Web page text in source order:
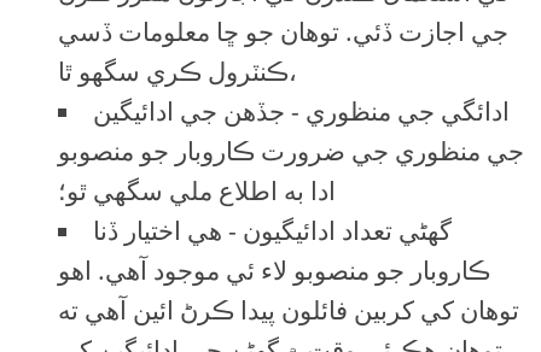
جي اجازت ڏئي. توهان جو ڇا معلومات ڏسي
ڪنٽرول ڪري سگهو ٿا،
ادائگي جي منظوري - جڏهن جي ادائيگين
جي منظوري جي ضرورت ڪاروبار جو منصوبو
ادا به اطلاع ملي سگهي ٿو؛
گھڻي تعداد ادائيگيون - هي اختيار ڏنا
ڪاروبار جو منصوبو لاء ئي موجود آهي. اهو
توهان کي کربين فائلون پيدا ڪرڻ ائين آهي ته